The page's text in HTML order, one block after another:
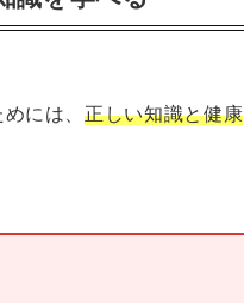
めには、正しい知識と健康